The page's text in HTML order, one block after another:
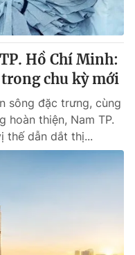
Nam
Hồ Chí Minh:
chu kỳ mới
sông đặc trưng, cùng
hoàn thiện, Nam TP.
thế dẫn dắt thị...